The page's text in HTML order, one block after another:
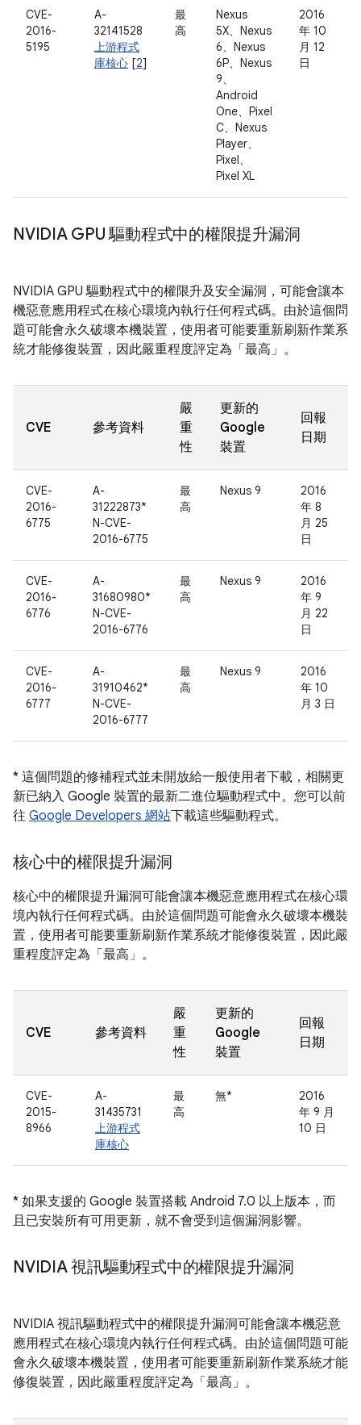
CVE-
2016-
5195
A-
32141528
上游程式
庫核心 [2]
最
高
Nexus
5X、Nexus
6、Nexus
6P、Nexus
9、
Android
One、Pixel
C、Nexus
Player、
Pixel、
Pixel XL
2016
年 10
月 12
日
NVIDIA GPU 驅動程式中的權限提升漏洞
NVIDIA GPU 驅動程式中的權限升及安全漏洞，可能會讓本
機惡意應用程式在核心環境內執行任何程式碼。由於這個問
題可能會永久破壞本機裝置，使用者可能要重新刷新作業系
統才能修復裝置，因此嚴重程度評定為「最高」。
CVE 參考資料
嚴
重
性
更新的
Google
裝置
回報
日期
CVE-
2016-
6775
A-
31222873*
N-CVE-
2016-6775
最
高
Nexus 9
2016
年 8
月 25
日
CVE-
2016-
6776
A-
31680980*
N-CVE-
2016-6776
最
高
Nexus 9
2016
年 9
月 22
日
CVE-
2016-
6777
A-
31910462*
N-CVE-
2016-6777
最
高
Nexus 9
2016
年 10
月 3 日
* 這個問題的修補程式並未開放給一般使用者下載，相關更
新已納入 Google 裝置的最新二進位驅動程式中。您可以前
往 Google Developers 網站下載這些驅動程式。
核心中的權限提升漏洞
核心中的權限提升漏洞可能會讓本機惡意應用程式在核心環
境內執行任何程式碼。由於這個問題可能會永久破壞本機裝
置，使用者可能要重新刷新作業系統才能修復裝置，因此嚴
重程度評定為「最高」。
CVE 參考資料
嚴
重
性
更新的
Google
裝置
回報
日期
CVE-
2015-
8966
A-
31435731
上游程式
庫核心
最
高
無*
2016
年 9 月
10 日
* 如果支援的 Google 裝置搭載 Android 7.0 以上版本，而
且已安裝所有可用更新，就不會受到這個漏洞影響。
NVIDIA 視訊驅動程式中的權限提升漏洞
NVIDIA 視訊驅動程式中的權限提升漏洞可能會讓本機惡意
應用程式在核心環境內執行任何程式碼。由於這個問題可能
會永久破壞本機裝置，使用者可能要重新刷新作業系統才能
修復裝置，因此嚴重程度評定為「最高」。